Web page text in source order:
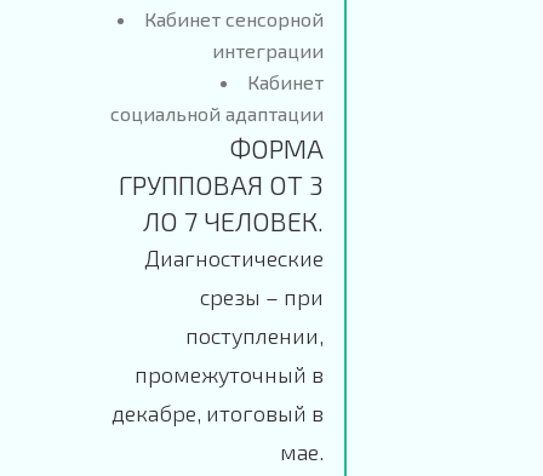
Кабинет сенсорной
интеграции
Кабинет
социальной адаптации
ФОРМА
ГРУППОВАЯ ОТ 3
ЛО 7 ЧЕЛОВЕК.
Диагностические
срезы – при
поступлении,
промежуточный в
декабре, итоговый в
мае.